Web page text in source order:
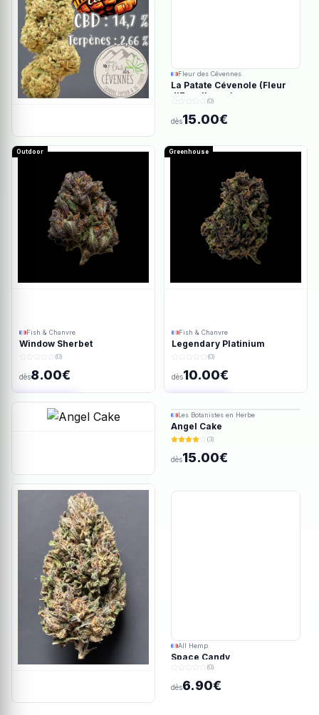
Fleur des Cévennes
La Patate Cévenole (Fleur
d'Excellence)
(0)
dès15.00€
Outdoor
Fish & Chanvre
Window Sherbet
(0)
dès8.00€
Ajout rapide
Greenhouse
Fish & Chanvre
Legendary Platinium
(0)
dès10.00€
Les Botanistes en Herbe
Angel Cake
(3)
dès15.00€
All Hemp
Space Candy
(0)
dès6.90€